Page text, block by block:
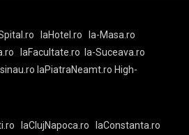
laHotel.ro
la-Masa.ro
laFacultate.ro
la-Suceava.ro
laPiatraNeamt.ro High-
laClujNapoca.ro laConstanta.ro